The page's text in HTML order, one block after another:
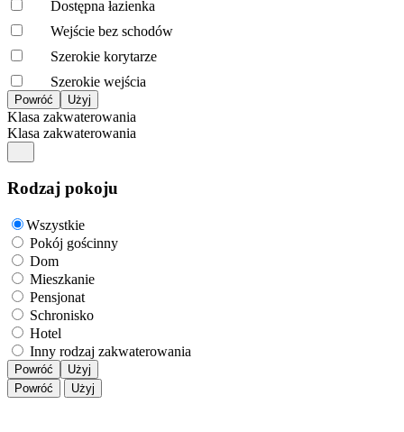
Dostępna łazienka
Wejście bez schodów
Szerokie korytarze
Szerokie wejścia
Klasa zakwaterowania
Klasa zakwaterowania
Rodzaj pokoju
Wszystkie
Pokój gościnny
Dom
Mieszkanie
Pensjonat
Schronisko
Hotel
Inny rodzaj zakwaterowania
Powróć
Użyj
Powróć
Użyj